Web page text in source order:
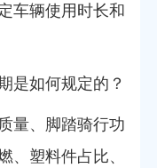
车辆使用时长和
是如何规定的？
量、脚踏骑行功
、塑料件占比、